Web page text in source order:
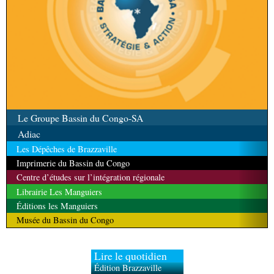
Le Groupe Bassin du Congo-SA
Adiac
Les Dépêches de Brazzaville
Imprimerie du Bassin du Congo
Centre d’études sur l’intégration régionale
Librairie Les Manguiers
Éditions les Manguiers
Musée du Bassin du Congo
Lire le quotidien
Édition Brazzaville